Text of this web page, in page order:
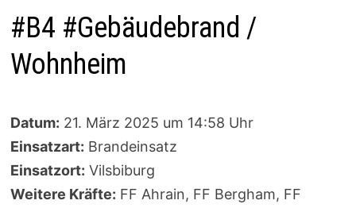
#B4 #Gebäudebrand /
Wohnheim
Datum: 21. März 2025 um 14:58 Uhr
Einsatzart: Brandeinsatz
Einsatzort: Vilsbiburg
Weitere Kräfte: FF Ahrain, FF Bergham, FF